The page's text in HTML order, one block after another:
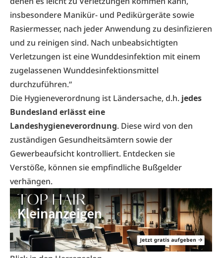
insbesondere Manikür- und Pedikürgeräte sowie
Rasiermesser, nach jeder Anwendung zu desinfizieren
und zu reinigen sind. Nach unbeabsichtigten
Verletzungen ist eine Wunddesinfektion mit einem
zugelassenen Wunddesinfektionsmittel
durchzuführen.“
Die Hygieneverordnung ist Ländersache, d.h. jedes
Bundesland erlässt eine
Landeshygieneverordnung. Diese wird von den
zuständigen Gesundheitsämtern sowie der
Gewerbeaufsicht kontrolliert. Entdecken sie
Verstöße, können sie empfindliche Bußgelder
verhängen.